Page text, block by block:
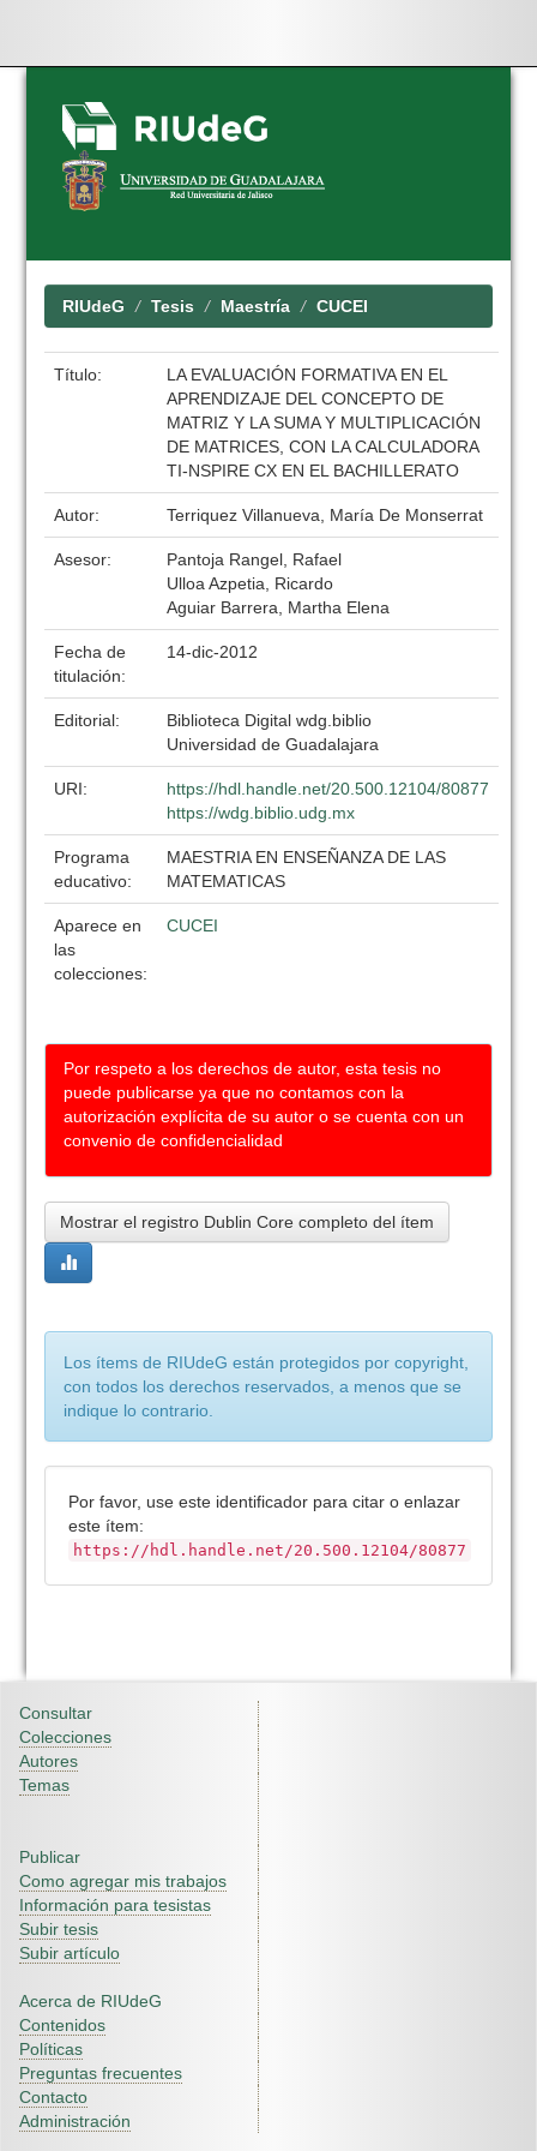
Skip
navigation
RIUdeG Tesis Maestría CUCEI
Título:
LA EVALUACIÓN FORMATIVA EN EL
APRENDIZAJE DEL CONCEPTO DE
MATRIZ Y LA SUMA Y MULTIPLICACIÓN
DE MATRICES, CON LA CALCULADORA
TI-NSPIRE CX EN EL BACHILLERATO
Autor: Terriquez Villanueva, María De Monserrat
Asesor:
Pantoja Rangel, Rafael
Ulloa Azpetia, Ricardo
Aguiar Barrera, Martha Elena
Fecha de
titulación:
14-dic-2012
Editorial:
Biblioteca Digital wdg.biblio
Universidad de Guadalajara
URI:
https://hdl.handle.net/20.500.12104/80877
https://wdg.biblio.udg.mx
Programa
educativo:
MAESTRIA EN ENSEÑANZA DE LAS
MATEMATICAS
Aparece en
las
colecciones:
CUCEI
Por respeto a los derechos de autor, esta tesis no
puede publicarse ya que no contamos con la
autorización explícita de su autor o se cuenta con un
convenio de confidencialidad
Mostrar el registro Dublin Core completo del ítem
Los ítems de RIUdeG están protegidos por copyright,
con todos los derechos reservados, a menos que se
indique lo contrario.
Por favor, use este identificador para citar o enlazar
este ítem:
https://hdl.handle.net/20.500.12104/80877
Consultar
Colecciones
Autores
Temas
Publicar
Como agregar mis trabajos
Información para tesistas
Subir tesis
Subir artículo
Acerca de RIUdeG
Contenidos
Políticas
Preguntas frecuentes
Contacto
Administración